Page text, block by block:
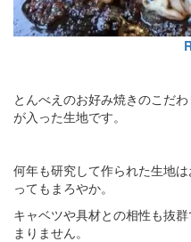
とんべえのお好み焼きのこだ
が入った生地です。
何年も研究して作られた生地
ってもまろやか。
キャベツや具材との相性も抜
まりません。